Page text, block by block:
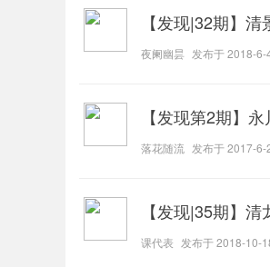
【发现|32期】
夜阑幽昙 发布于2018-6-
【发现第2期】
落花随流 发布于2017-6-
【发现|35期】
课代表 发布于2018-10-